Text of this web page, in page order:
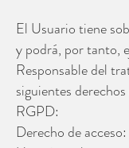
El Usuario tiene
y podrá, por tanto,
Responsable del
siguientes
RGPD:
Derecho de